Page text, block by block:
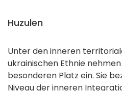
Huzulen
Unter den inneren
ukrainischen Ethnie
besonderen Platz ein. Sie
Niveau der inneren